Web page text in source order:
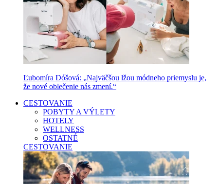
Ľubomíra Dóšová: „Najväčšou lžou módneho priemyslu je,
že nové oblečenie nás zmení.“
CESTOVANIE
POBYTY A VÝLETY
HOTELY
WELLNESS
OSTATNÉ
CESTOVANIE